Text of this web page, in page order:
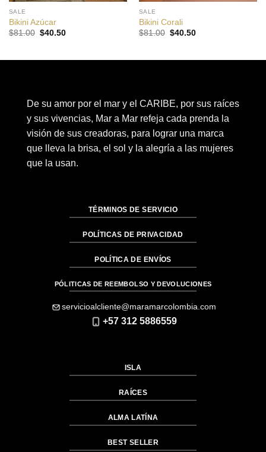
SALE
Bikini Azúcar
$81.00 El
$40.50El
SALE
Bikini Corali
$81.00 El
$40.50El
De su amor por el mar y el CARIBE, por sus raíces
y sus vivencias, Mar a Mar refeja cada prenda la
visión de sus creadoras, para lograr una marca
que lleva la brisa, el sol y la alegría a las mujeres
que la usan.
TÉRMINOS DE SERVICIO
POLÍTICAS DE PRIVACIDAD
POLÍTICA DE ENVÍOS
PÓLITICAS DE REEMBOLSO Y DEVOLUCIONES
servicioalcliente@maramarcolombia.com
+57 312 5886559
ISLA
RAÍCES
ALMA LATÍNA
BEST SELLER